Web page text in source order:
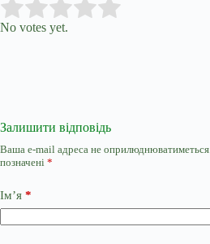
Rate this item:
No votes yet.
Залишити відповідь
Ваша e-mail адреса не оприлюднюватиметься.
позначені *
Ім’я *